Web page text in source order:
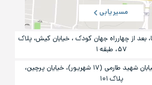
مسیریابی
بعد از چهارراه جهان کودک ، خیابان کیش، پلاک
۵۷، طبقه ۱
تهران، شادآباد، خیابان شهید طارمی (۱۷ شهریور)، خیایان پرچین،
پلاک ۱۰۱